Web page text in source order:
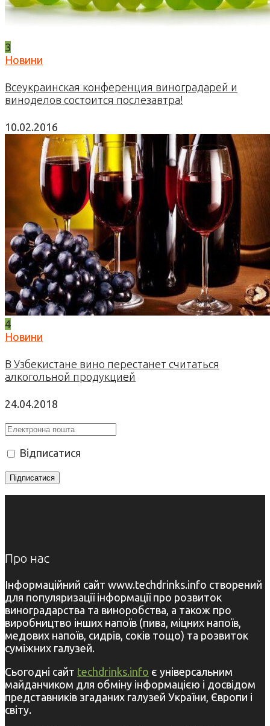
3
Новини
Всеукраинская конференция виноградарей и
виноделов состоится послезавтра!
10.02.2016
4
Новини
В Узбекистане вино перестанет считаться
алкогольной продукцией
24.04.2018
Відписатися
Про нас
Інформаційний сайт www.techdrinks.info створений
для популяризації інформації про розвиток
виноградарства та виноробства, а також про
виробництво інших напоїв (пива, міцних напоїв,
медових напоїв, сидрів, соків тощо) та розвиток
суміжних галузей.
Сьогодні сайт techdrinks.info є універсальним
майданчиком для обміну інформацією і досвідом
представників згаданих галузей України, Європи і
світу.